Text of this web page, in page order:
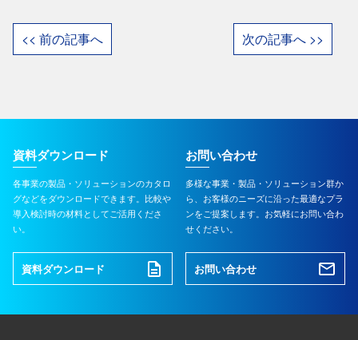
<< 前の記事へ 次の記事へ >>
資料ダウンロード
各事業の製品・ソリューションのカタロ
グなどをダウンロードできます。比較や
導入検討時の材料としてご活用くださ
い。
資料ダウンロード
お問い合わせ
多様な事業・製品・ソリューション群か
ら、お客様のニーズに沿った最適なプラ
ンをご提案します。お気軽にお問い合わ
せください。
お問い合わせ